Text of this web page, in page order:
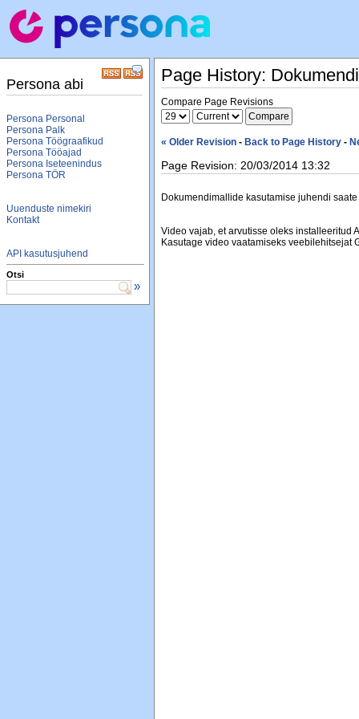
Persona abi
Persona Personal
Persona Palk
Persona Töögraafikud
Persona Tööajad
Persona Iseteenindus
Persona TÖR
Uuenduste nimekiri
Kontakt
API kasutusjuhend
Otsi
»
Page History:
Compare Page Revisions
« Older Revision - Back to Page History -
Page Revision: 20/03/2014 13:32
Dokumendimallide kasutamise juhendi
Video vajab, et arvutisse oleks installeeritud
Kasutage video vaatamiseks veebilehitsejat